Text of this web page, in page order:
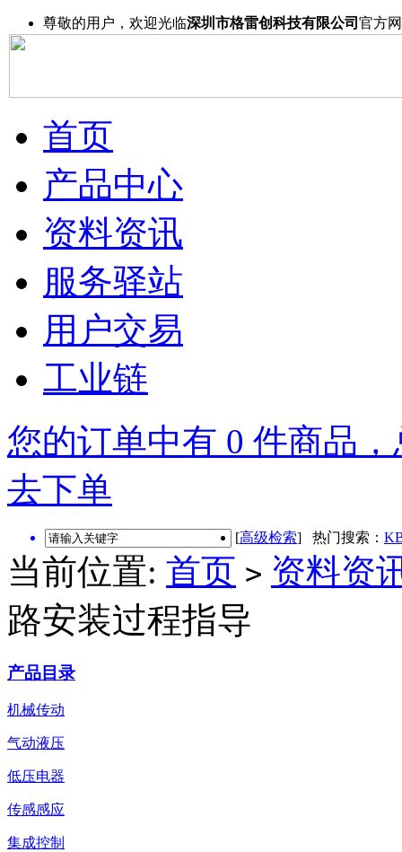
尊敬的用户，欢迎光临深圳市格雷创科技有限公司 官方
首页
产品中心
资料资讯
服务驿站
用户交易
工业链
您的订单中有 0 件商品
去下单
[高级检索] 热门搜索：
当前位置: 首页 > 资料资
路安装过程指导
产品目录
机械传动
气动液压
低压电器
传感感应
集成控制